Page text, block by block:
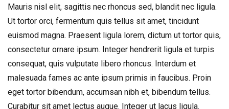
Mauris nisl elit, sagittis nec rhoncus sed, blandit nec ligula.
Ut tortor orci, fermentum quis tellus sit amet, tincidunt
euismod magna. Praesent ligula lorem, dictum ut tortor quis,
consectetur ornare ipsum. Integer hendrerit ligula et turpis
consequat, quis vulputate libero rhoncus. Interdum et
malesuada fames ac ante ipsum primis in faucibus. Proin
eget tortor bibendum, accumsan nibh et, bibendum tellus.
Curabitur sit amet lectus augue. Integer ut lacus ligula.